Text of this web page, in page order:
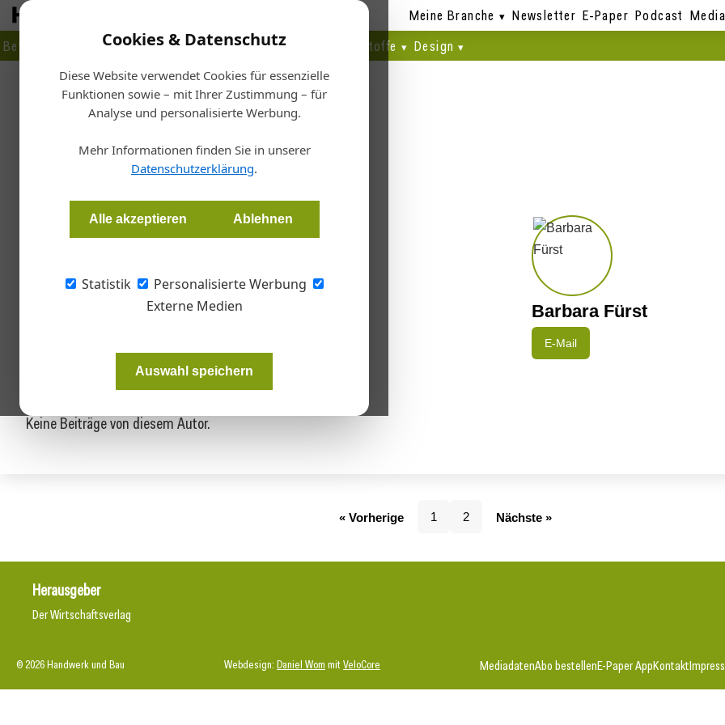
Cookies & Datenschutz
Diese Website verwendet Cookies für essenzielle
Funktionen sowie – mit Ihrer Zustimmung – für
Analyse und personalisierte Werbung.
Mehr Informationen finden Sie in unserer
Datenschutzerklärung.
Alle akzeptieren Ablehnen
Statistik
Personalisierte Werbung
Externe Medien
Auswahl speichern
Meine Branche Newsletter E-Paper Podcast
Betrieb
Planen Bauen Fertigen Bau- + Werkstoffe Design
Artikel von Barbara Fürst
Barbara Fürst
E-Mail
Keine Beiträge von diesem Autor.
« Vorherige 1 2 Nächste »
Herausgeber
Der Wirtschaftsverlag
© 2026 Handwerk und Bau Webdesign: Daniel Wom mitVeloCore MediadatenAbo bestellenE-Paper AppKontakt